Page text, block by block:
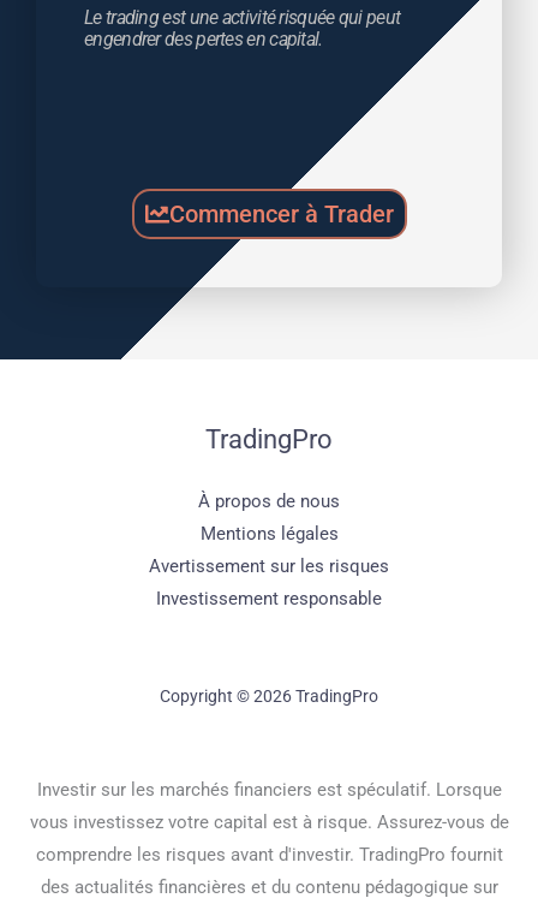
Le trading est une activité risquée qui peut
engendrer des pertes en capital.
Commencer à Trader
TradingPro
À propos de nous
Mentions légales
Avertissement sur les risques
Investissement responsable
Copyright © 2026 TradingPro
Investir sur les marchés financiers est spéculatif. Lorsque
vous investissez votre capital est à risque. Assurez-vous de
comprendre les risques avant d'investir. TradingPro fournit
des actualités financières et du contenu pédagogique sur